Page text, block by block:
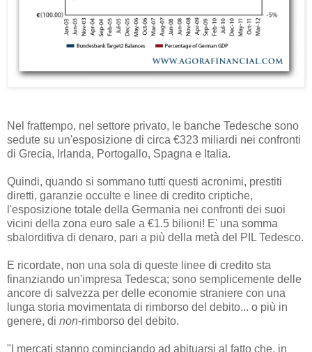
Nel frattempo, nel settore privato, le banche Tedesche sono
sedute su un'esposizione di circa €323 miliardi nei confronti
di Grecia, Irlanda, Portogallo, Spagna e Italia.
Quindi, quando si sommano tutti questi acronimi, prestiti
diretti, garanzie occulte e linee di credito criptiche,
l'esposizione totale della Germania nei confronti dei suoi
vicini della zona euro sale a €1.5 bilioni! E' una somma
sbalorditiva di denaro, pari a più della metà del PIL Tedesco.
E ricordate, non una sola di queste linee di credito sta
finanziando un'impresa Tedesca; sono semplicemente delle
ancore di salvezza per delle economie straniere con una
lunga storia movimentata di rimborso del debito... o più in
genere, di non-rimborso del debito.
"I mercati stanno cominciando ad abituarsi al fatto che, in